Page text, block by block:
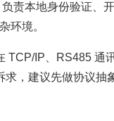
责本地身份验证、开
环境。
TCP/IP、RS485 通
求，建议先做协议抽